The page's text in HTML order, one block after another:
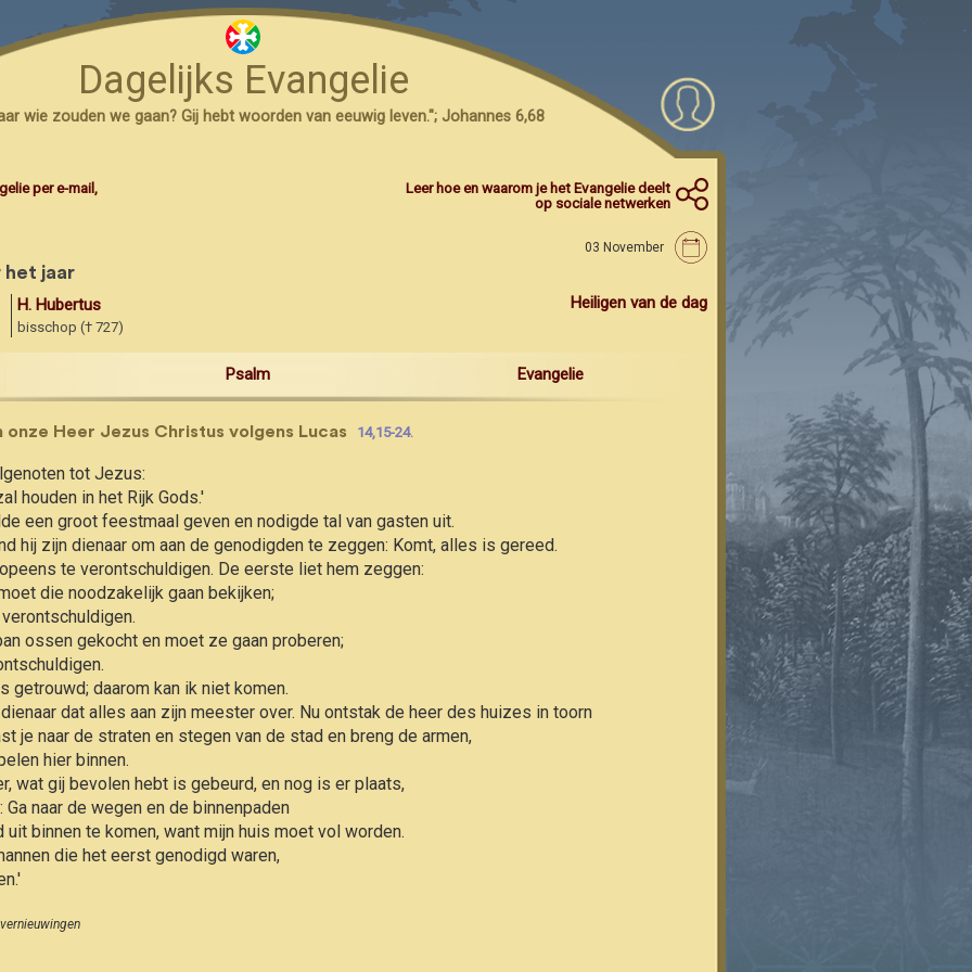
Dagelijks Evangelie
wie zouden we gaan? Gij hebt woorden van eeuwig leven."; Johannes 6,68
per e-mail,
Leer hoe en waarom je het Evangelie deelt
op sociale netwerken
03 November
het jaar
H. Hubertus
bisschop († 727)
Heiligen van de dag
Psalm Evangelie
aan de Heer.
tot hem wenden.
Heer,
de Heer;
worden
onze Heer Jezus Christus volgens Lucas 14,15-24.
tot Jezus:
houden in het Rijk Gods.'
een groot feestmaal geven en nodigde tal van gasten uit.
hij zijn dienaar om aan de genodigden te zeggen: Komt, alles is gereed.
te verontschuldi­gen. De eerste liet hem zeggen:
die noodzakelijk gaan bekijken;
ossen gekocht en moet ze gaan proberen;
getrouwd; daarom kan ik niet komen.
dat alles aan zijn meester over. Nu ontstak de heer des huizes in toorn
je naar de straten en stegen van de stad en breng de armen,
hier binnen.
wat gij bevolen hebt is gebeurd, en nog is er plaats,
naar de wegen en de binnenpa­den
binnen te komen, want mijn huis moet vol worden.
die het eerst genodigd waren,